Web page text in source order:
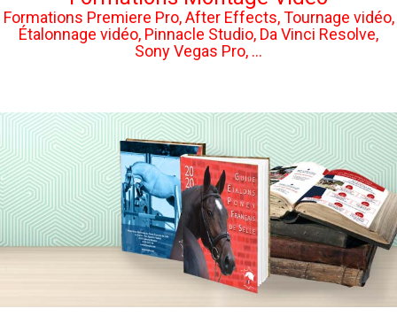
Formations Premiere Pro, After Effects, Tournage vidéo,
Étalonnage vidéo, Pinnacle Studio, Da Vinci Resolve,
Sony Vegas Pro, ...